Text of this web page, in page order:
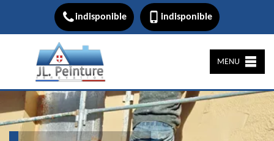
indisponible indisponible
MENU